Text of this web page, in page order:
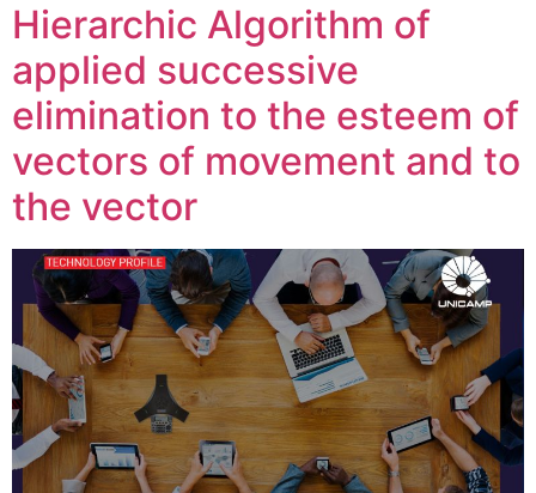
Hierarchic Algorithm of
applied successive
elimination to the esteem of
vectors of movement and to
the vector